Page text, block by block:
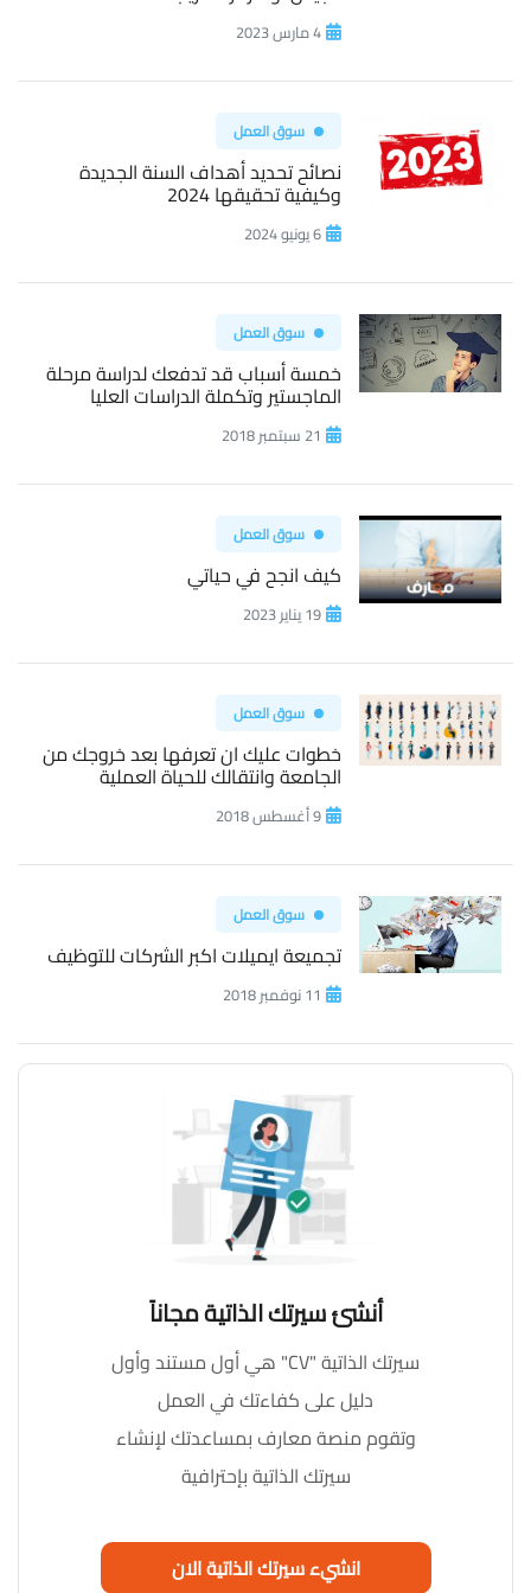
4 مارس 2023
سوق العمل
نصائح تحديد أهداف السنة الجديدة
وكيفية تحقيقها 2024
6 يونيو 2024
سوق العمل
خمسة أسباب قد تدفعك لدراسة مرحلة
الماجستير وتكملة الدراسات العليا
21 سبتمبر 2018
سوق العمل
كيف انجح في حياتي
19 يناير 2023
سوق العمل
خطوات عليك ان تعرفها بعد خروجك من
الجامعة وانتقالك للحياة العملية
9 أغسطس 2018
سوق العمل
تجميعة ايميلات اكبر الشركات للتوظيف
11 نوفمبر 2018
أنشئ سيرتك الذاتية مجاناً
سيرتك الذاتية "CV" هي أول مستند وأول
دليل على كفاءتك في العمل
وتقوم منصة معارف بمساعدتك لإنشاء
سيرتك الذاتية بإحترافية
انشيء سيرتك الذاتية الان